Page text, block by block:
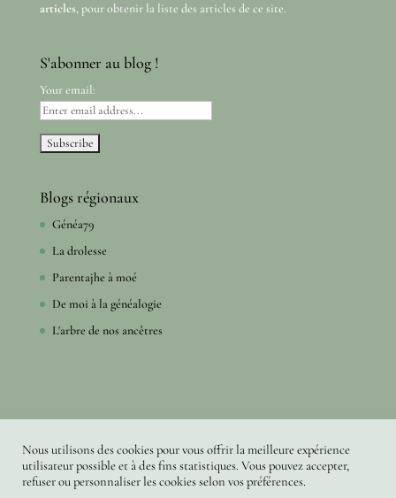
articles, pour obtenir la liste des articles de ce site.
S'abonner au blog !
Your email:
Blogs régionaux
Généa79
La drolesse
Parentajhe à moé
De moi à la généalogie
L'arbre de nos ancêtres
Nous utilisons des cookies pour vous offrir la meilleure expérience
utilisateur possible et à des fins statistiques. Vous pouvez accepter,
refuser ou personnaliser les cookies selon vos préférences.